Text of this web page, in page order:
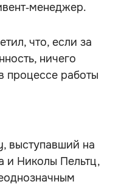
что, если за
ничего
процессе работы
выступавший на
и Николы Пельтц,